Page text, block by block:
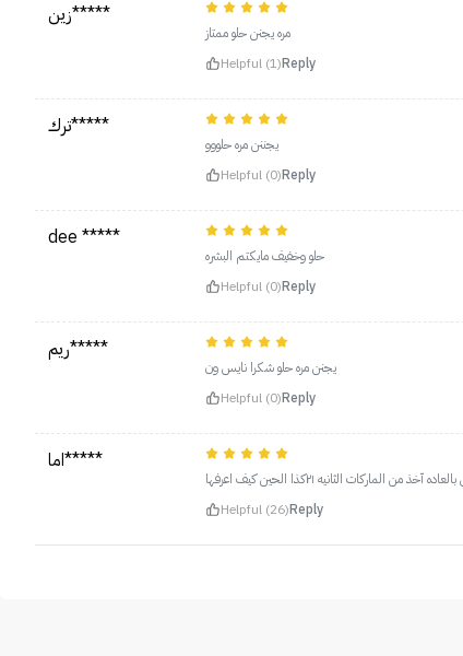
زين*****
مره يجنن حلو ممتاز
Helpful (1)Reply
ترك*****
يجننن مره حلووو
Helpful (0)Reply
dee *****
حلو وخفيف مايكتم البشره
Helpful (0)Reply
ريم*****
يجنن مره حلو شكرا نايس ون
Helpful (0)Reply
اما*****
من الماركات الثانيه ٢١كذا الحين كيف اعرفها
Helpful (26)Reply